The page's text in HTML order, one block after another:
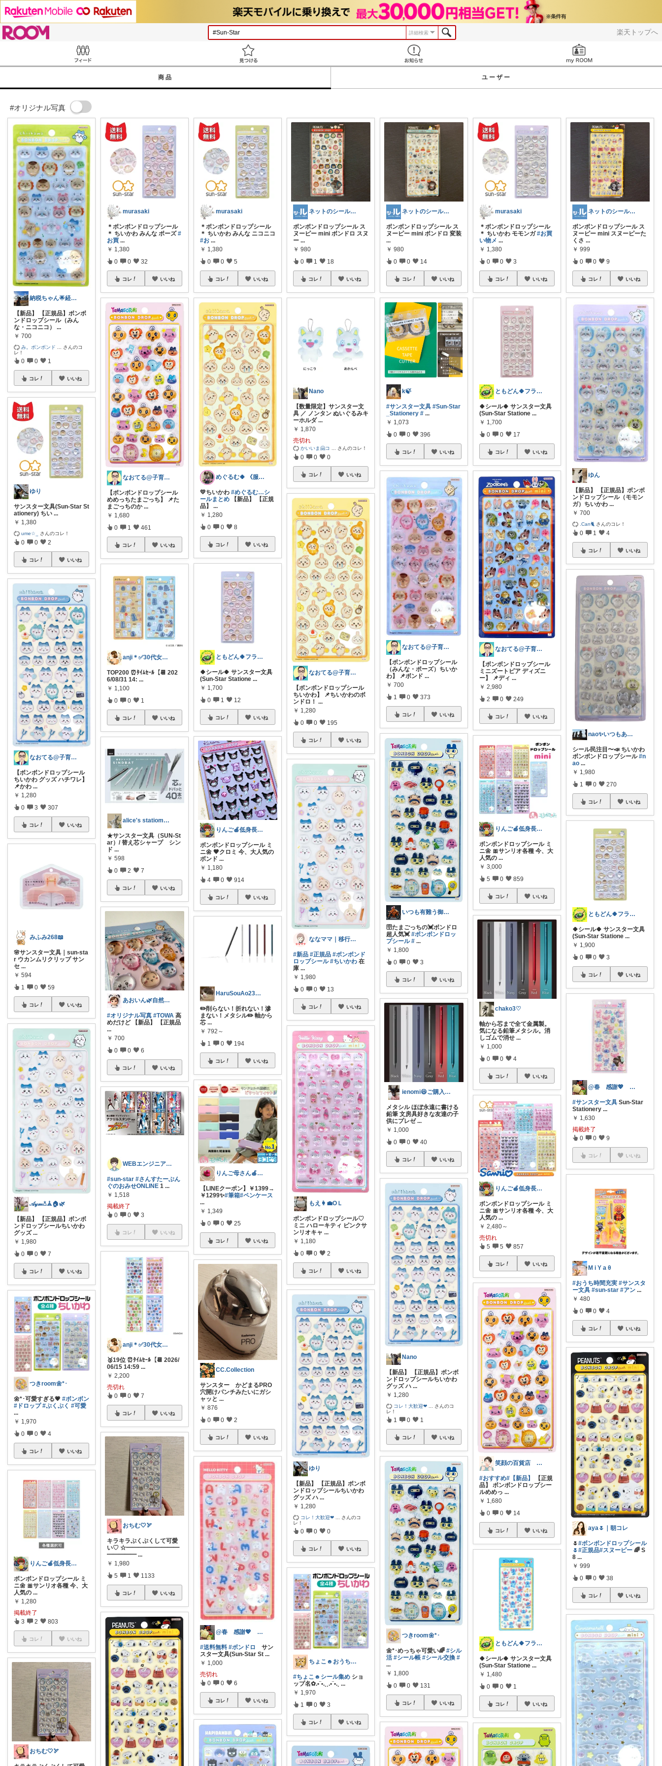
楽天トップへ
詳細検索
商品 ユーザー
#オリジナル写真
納税ちゃん🌟経由購入★
【新品】 【正規品】ボンボ
ンドロップシール（みん
な・ニコニコ）
...
￥ 700
み。ボンボンド
さんのコ
レ！
0 0 1
コレ いいね
ゆり
サンスター文具(Sun-Star St
ationery) ちい ...
￥ 1,380
ume☆⸒⸒ さんのコレ！
0 0 2
コレ いいね
なおてる@子育て共働き いつもTHX🙏
【ボンボンドロップシール
ちいかわ グッズ ハチワレ】
📌かわ ...
￥ 1,280
0 3 307
コレ いいね
みふみ268📖
🌸サンスター文具｜sun-sta
r ウカンムリクリップ サン
セ ...
￥ 594
1 0 59
コレ いいね
𝒜𝓎𝓂𖡿‬𖣰🏠🌿
【新品】 【正規品】ボンボ
ンドロップシールちいかわ
グッズ...
￥ 1,980
0 0 7
コレ いいね
つきroom🌼*･
🌼*･可愛すぎる💗 #ボンボン
#ドロップ #ぷくぷく #可愛
...
￥ 1,970
0 0 4
コレ いいね
りんご🍎低身長ママ👖＆キッズアイテム
ボンボンドロップシール ミ
ニ🌼 🎀サンリオ各種 今、大
人気の ...
￥ 1,280
掲載終了
3 2 803
コレ いいね
おちむ🤍🏹
murasaki
＊ボンボンドロップシール
＊ ちいかわ みんな ポーズ#
お買 ...
￥ 1,380
0 0 32
コレ いいね
なおてる@子育て共働き いつもTHX🙏
【ボンボンドロップシール
めめっちたまごっち】 📌た
まごっちのか ...
￥ 1,680
0 1 461
コレ いいね
anji＊✅30代女性売上ランキング🏆
TOP200 ⏰ﾀｲﾑｾｰﾙ【📆 202
6/08/31 14: ...
￥ 1,100
0 0 1
コレ いいね
alice's statiomery
★サンスター文具（SUN-St
ar）/ 替え芯シャープ シン
ド ...
￥ 598
0 2 7
コレ いいね
あおいん🌿自然派&無添加さん
#オリジナル写真 #TOWA 高
めだけど 【新品】 【正規品
...
￥ 700
0 0 6
コレ いいね
WEBエンジニア＠あきら
#sun-star #さんすたーぶん
ぐのおみせONLINE 1 ...
￥ 1,518
掲載終了
0 0 3
コレ いいね
anji＊✅30代女性売上ランキング🏆
🥈19位 ⏰ﾀｲﾑｾｰﾙ【📆 2026/
06/15 14:59 ...
￥ 2,200
売切れ
0 0 7
コレ いいね
おちむ🤍🏹
キラキラぷくぷくして可愛
い♡ ☆━━━━━━━━━
━━━━━ ...
￥ 1,980
5 1 1133
コレ いいね
murasaki
＊ボンボンドロップシール
＊ ちいかわ みんな ニコニコ
#お ...
￥ 1,380
0 0 5
コレ いいね
めぐるむ🍀 《服と暮らし》朝コレ
💛ちいかわ#めぐるむ…シ
ールまとめ 【新品】 【正規
品】
...
￥ 1,280
0 0 8
コレ いいね
ともどん🍀フライパン料理ある暮らし🍳
🍀シール🍀 サンスター文具
(Sun-Star Statione ...
￥ 1,700
0 1 12
コレ いいね
りんご🍎低身長ママ👖＆キッズアイテム
ボンボンドロップシール ミ
ニ🌼 🖤クロミ 今、大人気の
ボンド ...
￥ 1,180
4 0 914
コレ いいね
HaruSouAo23日ありがとう！🌸
✏️削らない！折れない！滲
まない！メタシル✏️ 軸から
芯 ...
￥ 792～
1 0 194
コレ いいね
りんご母さん🍎お礼購入できません🙇‍
【LINEクーポン】￥1399→
￥1299✨#筆箱#ペンケース
...
￥ 1,349
0 0 25
コレ いいね
CC.Collection
サンスター かどまるPRO
穴開けパンチみたいにガシ
ャッと ...
￥ 876
0 0 2
コレ いいね
@春 感謝💖 フォロワー募集中
#送料無料 #ボンドロ サン
スター文具(Sun-Star St ...
￥ 1,000
売切れ
0 0 6
コレ いいね
ネットのシール屋さん【Xで再入荷通知】
ボンボンドロップシール ス
ヌーピー mini ボンドロ スヌ
ー ...
￥ 980
0 1 18
コレ いいね
Nano
【数量限定】サンスター文
具 ／ ノンタン ぬいぐるみキ
ーホルダ ...
￥ 1,870
売切れ
かいいま🤗コ さんのコレ！
0 0 0
コレ いいね
なおてる@子育て共働き いつもTHX🙏
【ボンボンドロップシール
ちいかわ】 📌ちいかわのボ
ンドロ！...
￥ 1,280
0 0 195
コレ いいね
ななママ｜移行しました！
#新品 #正規品 #ボンボンド
ロップシール #ちいかわ 在
庫 ...
￥ 1,980
0 0 13
コレ いいね
もえ👩‍💼OＬ
ボンボンドロップシール♡
ミニ ハローキティ ピンクサ
ンリオキャ ...
￥ 1,180
0 0 2
コレ いいね
ゆり
【新品】 【正規品】ボンボ
ンドロップシールちいかわ
グッズ ハ ...
￥ 1,280
コレ！大歓迎❤
さんのコ
レ！
0 0 0
コレ いいね
ちょこ☻おうち時間充実🏠アイテム
#ちょこ☻シール集め ショ
ップ名✿.•¨•.¸¸.•¨•.¸ ...
￥ 1,970
1 0 3
コレ いいね
ネットのシール屋さん【Xで再入荷通知】
ボンボンドロップシール ス
ヌーピー mini ボンドロ 変装
...
￥ 980
0 0 14
コレ いいね
k🍃
#サンスター文具 #Sun-Star
_Stationery # ...
￥ 1,073
0 0 396
コレ いいね
なおてる@子育て共働き いつもTHX🙏
【ボンボンドロップシール
（みんな・ポーズ）ちいか
わ】 📌ボンド ...
￥ 700
1 0 373
コレ いいね
いつも有難う御座いますタクミンズroom
🛜たまごっちの💓ボンドロ
超人気💓#ボンボンドロッ
プシール # ...
￥ 1,800
0 0 3
コレ いいね
ienomi😆ご購入感謝🤗
メタシル ほぼ永遠に書ける
鉛筆 文房具好きな友達の子
供にプレゼ ...
￥ 1,000
0 0 40
コレ いいね
Nano
【新品】 【正規品】ボンボ
ンドロップシールちいかわ
グッズ ハ ...
￥ 1,280
コレ！大歓迎❤
さんのコ
レ！
1 0 1
コレ いいね
つきroom🌼*･
🌼*･めっちゃ可愛い🌈#シル
活 #シール帳 #シール交換 #
...
￥ 1,800
0 0 131
コレ いいね
murasaki
＊ボンボンドロップシール
＊ ちいかわ モモンガ#お買
い物メ ...
￥ 1,380
0 0 3
コレ いいね
ともどん🍀フライパン料理ある暮らし🍳
🍀シール🍀 サンスター文具
(Sun-Star Statione ...
￥ 1,700
0 0 17
コレ いいね
なおてる@子育て共働き いつもTHX🙏
【ボンボンドロップシール
ミニズートピア ディズニ
ー】 📌ディ ...
￥ 2,980
2 0 249
コレ いいね
りんご🍎低身長ママ👖＆キッズアイテム
ボンボンドロップシール ミ
ニ🌼 🎀サンリオ各種 今、大
人気の ...
￥ 3,000
5 0 859
コレ いいね
chako3♡
軸から芯まで全て金属製。
気になる鉛筆メタシル。消
しゴムで消せ ...
￥ 1,000
0 0 4
コレ いいね
りんご🍎低身長ママ👖＆キッズアイテム
ボンボンドロップシール ミ
ニ🌼 🎀サンリオ各種 今、大
人気の ...
￥ 2,480～
売切れ
5 5 857
コレ いいね
笑顔の百貨店 ５０代からの楽しみ発見隊
#おすすめ#【新品】
【正規
品】 ボンボンドロップシー
ルめめっ ...
￥ 1,680
0 0 14
コレ いいね
ともどん🍀フライパン料理ある暮らし🍳
🍀シール🍀 サンスター文具
(Sun-Star Statione ...
￥ 1,480
0 0 1
コレ いいね
ネットのシール屋さん【Xで再入荷通知】
ボンボンドロップシール ス
ヌーピー mini スヌーピーた
くさ ...
￥ 999
0 0 9
コレ いいね
ゆん
【新品】 【正規品】ボンボ
ンドロップシール（モモン
ガ）ちいかわ ...
￥ 700
.Can🐈 さんのコレ！
0 1 4
コレ いいね
nao✨いつもありがとう😊
シール民注目〜📣 ちいかわ
ボンボンドロップシール#n
ao ...
￥ 1,980
1 0 270
コレ いいね
ともどん🍀フライパン料理ある暮らし🍳
🍀シール🍀 サンスター文具
(Sun-Star Statione ...
￥ 1,900
0 0 3
コレ いいね
@春 感謝💖 フォロワー募集中
#サンスター文具 Sun-Star
Stationery...
￥ 1,630
掲載終了
0 0 9
コレ いいね
M i Y a θ
#おうち時間充実 #サンスタ
ー文具 #sun-star #アン ...
￥ 480
0 0 4
コレ いいね
aya🌷｜朝コレ
🌷#ボンボンドロップシール
🌷#正規品#スヌーピー 🌈 S
8 ...
￥ 999
0 0 38
コレ いいね